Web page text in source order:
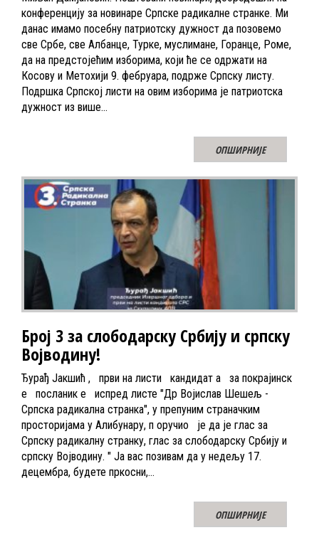
конференцију за новинаре Српске радикалне странке. Ми
данас имамо посебну патриотску дужност да позовемо
све Србе, све Албанце, Турке, муслимане, Горанце, Роме,
да на предстојећим изборима, који ће се одржати на
Косову и Метохији 9. фебруара, подрже Српску листу.
Подршка Српској листи на овим изборима је патриотска
дужност из више…
ОПШИРНИЈЕ
Број 3 за слободарску Србију и српску
Војводину!
Ђурађ Јакшић , први на листи кандидат а за покрајинск
е посланик е испред листе "Др Војислав Шешељ -
Српска радикална странка", у препуним страначким
просторијама у Алибунару, п оручио је да је глас за
Српску радикалну странку, глас за слободарску Србију и
српску Војводину. " Ја вас позивам да у недељу 17.
децембра, будете пркосни,…
ОПШИРНИЈЕ